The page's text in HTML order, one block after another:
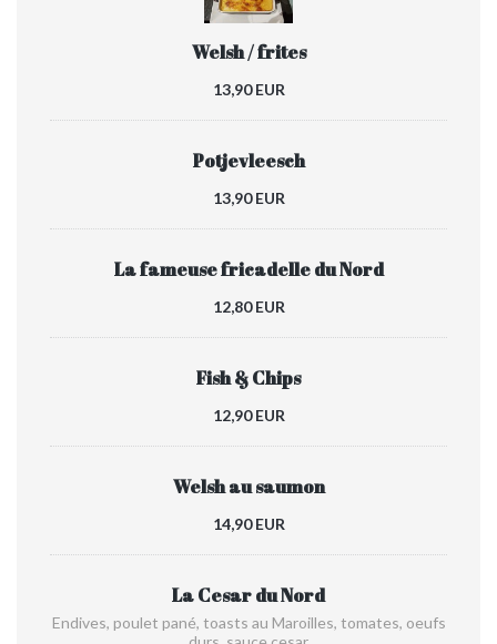
Welsh / frites
13,90 EUR
Potjevleesch
13,90 EUR
La fameuse fricadelle du Nord
12,80 EUR
Fish & Chips
12,90 EUR
Welsh au saumon
14,90 EUR
La Cesar du Nord
Endives, poulet pané, toasts au Maroilles, tomates, oeufs